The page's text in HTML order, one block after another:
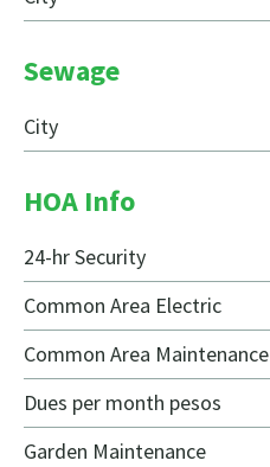
Sewage
City
HOA Info
24-hr Security
Common Area Electric
Common Area Maintenance
Dues per month pesos
Garden Maintenance